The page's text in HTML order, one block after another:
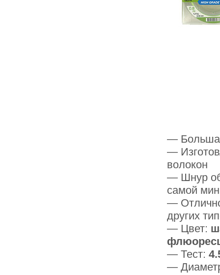
—
—
волокон
— Шнур
самой
—
других
— Цвет:
— Тест:
—